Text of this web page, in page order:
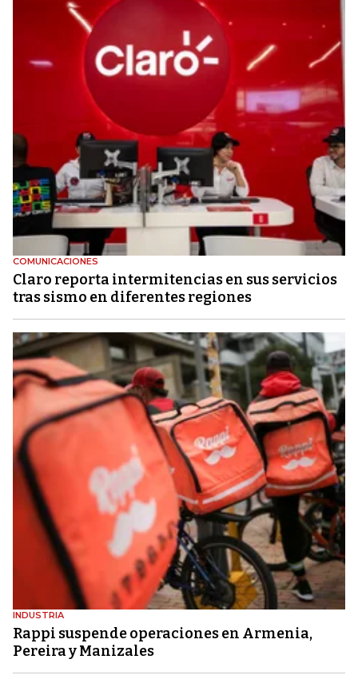
COMUNICACIONES
Claro reporta intermitencias en sus servicios
tras sismo en diferentes regiones
INDUSTRIA
Rappi suspende operaciones en Armenia,
Pereira y Manizales